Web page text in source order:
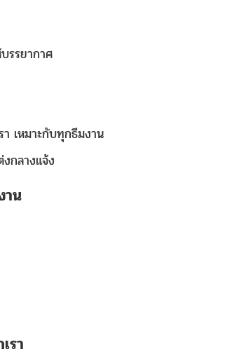
รรยากาศ
เหมาะกับทุกธีมงาน
กลางแจ้ง
าน
รา